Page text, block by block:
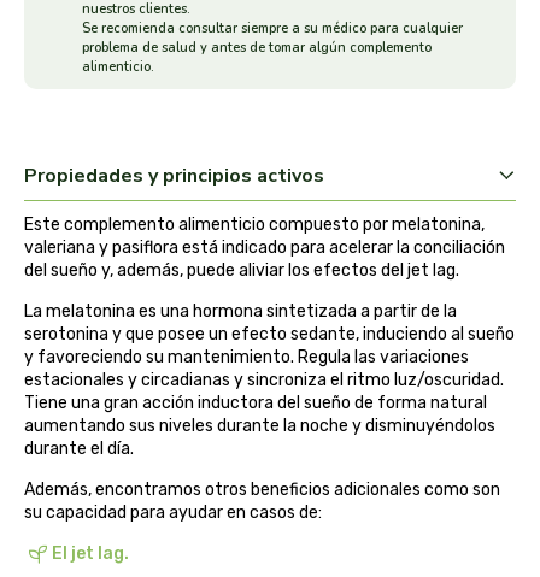
nuestros clientes.
Se recomienda consultar siempre a su médico para cualquier
problema de salud y antes de tomar algún complemento
alimenticio.
Propiedades y principios activos
Este complemento alimenticio compuesto por melatonina,
valeriana y pasiflora está indicado para acelerar la conciliación
del sueño y, además, puede aliviar los efectos del jet lag.
La melatonina es una hormona sintetizada a partir de la
serotonina y que posee un efecto sedante, induciendo al sueño
y favoreciendo su mantenimiento. Regula las variaciones
estacionales y circadianas y sincroniza el ritmo luz/oscuridad.
Tiene una gran acción inductora del sueño de forma natural
aumentando sus niveles durante la noche y disminuyéndolos
durante el día.
Además, encontramos otros beneficios adicionales como son
su capacidad para ayudar en casos de:
El jet lag.
arteoliva
banban
bauck hof
bellsola
belsi
ben&anna
biarritz